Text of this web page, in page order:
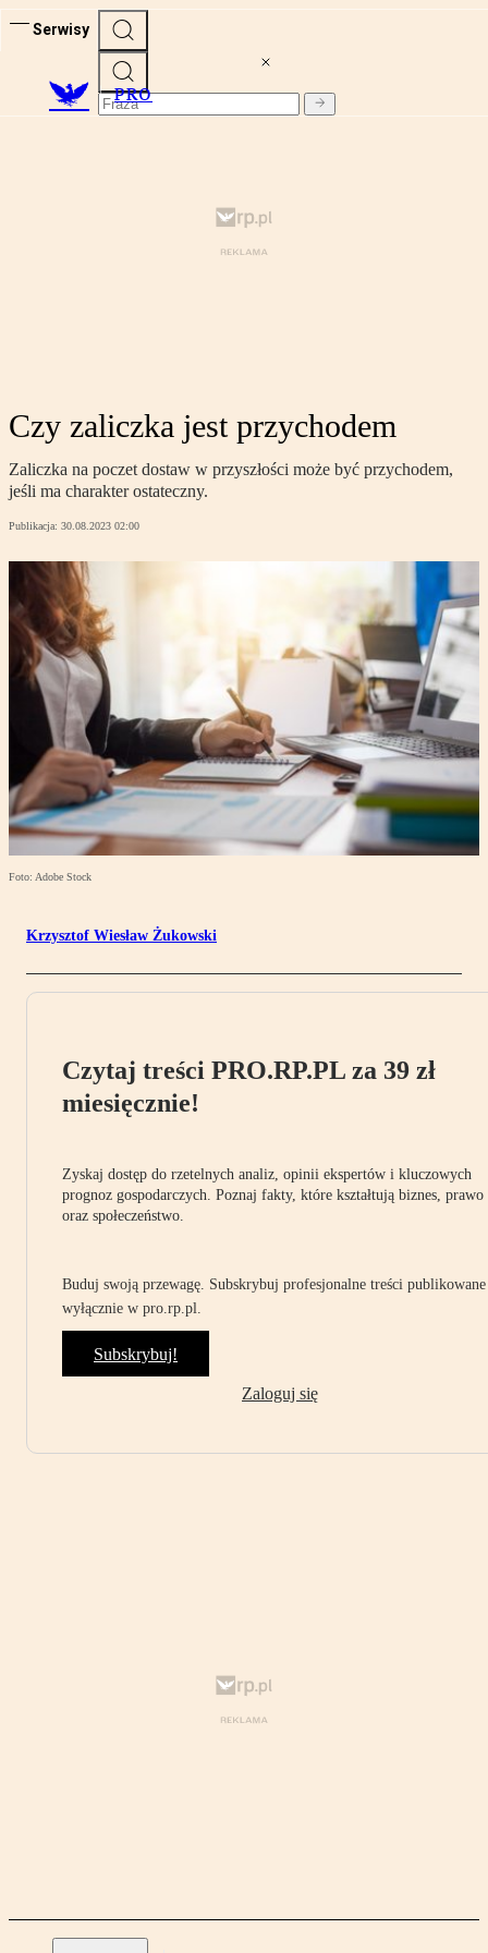
Serwisy
PRO
Czy zaliczka jest przychodem
Zaliczka na poczet dostaw w przyszłości może być przychodem,
jeśli ma charakter ostateczny.
Publikacja: 30.08.2023 02:00
Foto: Adobe Stock
Krzysztof Wiesław Żukowski
Czytaj treści PRO.RP.PL za 39 zł
miesięcznie!
Zyskaj dostęp do rzetelnych analiz, opinii ekspertów i kluczowych
prognoz gospodarczych. Poznaj fakty, które kształtują biznes, prawo
oraz społeczeństwo.
Buduj swoją przewagę. Subskrybuj profesjonalne treści publikowane
wyłącznie w pro.rp.pl.
Subskrybuj!
Zaloguj się